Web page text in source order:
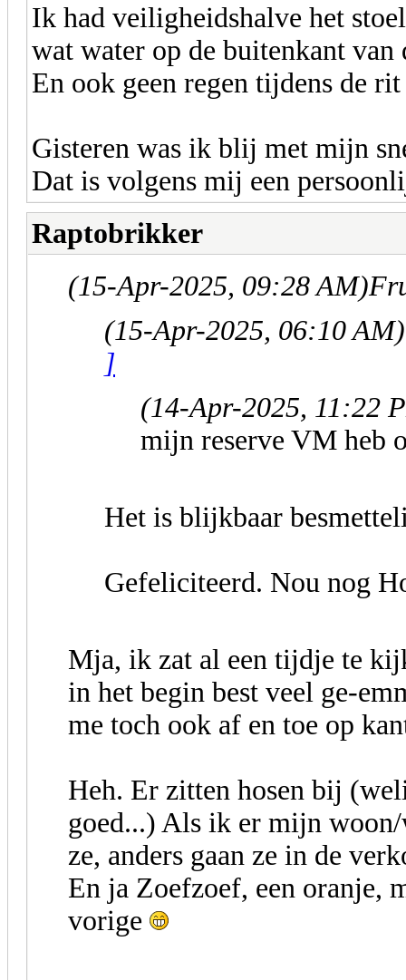
Ik had veiligheidshalve het
wat water op de buitenkant
En ook geen regen tijdens de
Gisteren was ik blij met mijn
Dat is volgens mij een
Raptobrikker
(15-Apr-2025, 09:28 AM)
(15-Apr-2025, 06:10 AM)
]
(14-Apr-2025, 11:22
mijn reserve VM heb
Het is blijkbaar
Gefeliciteerd. Nou nog
Mja, ik zat al een tijdje te
in het begin best veel ge-
me toch ook af en toe op
Heh. Er zitten hosen bij
goed...) Als ik er mijn
ze, anders gaan ze in de
En ja Zoefzoef, een oranje,
vorige